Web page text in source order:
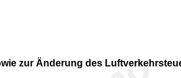
zur Änderung des